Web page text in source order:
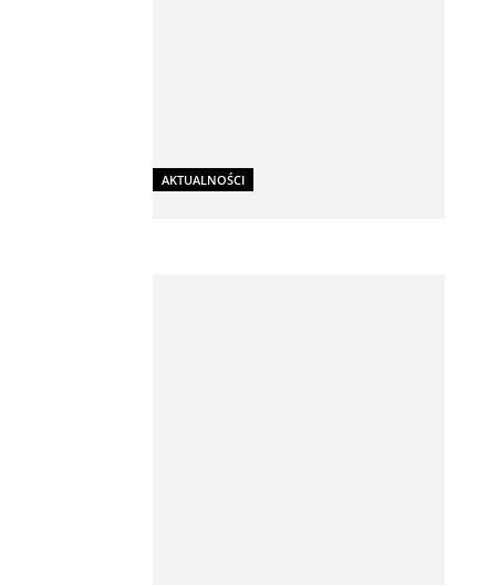
AKTUALNOŚCI